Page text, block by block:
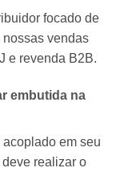
focado de
nossas vendas
e revenda B2B.
embutida na
em seu
realizar o